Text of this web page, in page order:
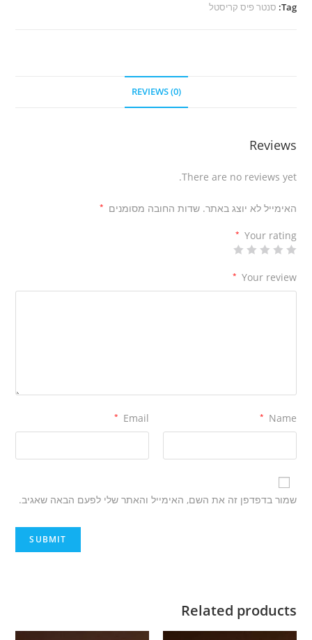
Tag: סנטר פיס קריסטל
REVIEWS (0)
Reviews
There are no reviews yet.
האימייל לא יוצג באתר. שדות החובה מסומנים *
Your rating
*
Your review
*
Name
*
Email
*
שמור בדפדפן זה את השם, האימייל והאתר שלי לפעם הבאה שאגיב.
Related products